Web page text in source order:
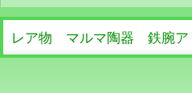
レア物 マルマ陶器 鉄腕